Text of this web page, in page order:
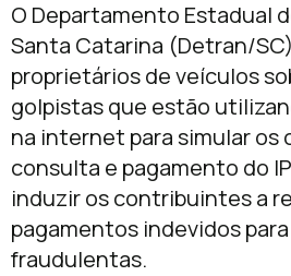
O Departamento Estadual
Santa Catarina (Detran/
proprietários de veículos
golpistas que estão
na internet para simular os
consulta e pagamento do
induzir os contribuintes a
pagamentos indevidos
fraudulentas.